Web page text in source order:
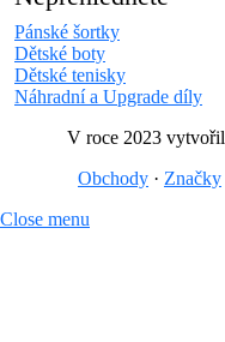
Pánské šortky
Dětské boty
Dětské tenisky
Náhradní a Upgrade díly
V roce 2023 vytvořil
Obchody · Značky
Close menu